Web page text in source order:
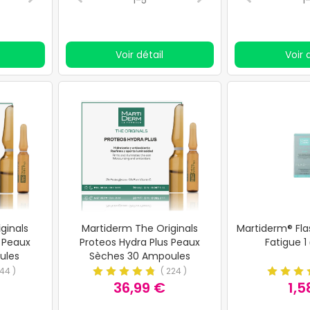
depuis
En
dans
me
est
le
améliore beaucoup
Voir détail Voir
44 )
Martiderm The Originals
Proteos Hydra Plus Peaux
Sèches 30 Ampoules
( 224 )
36,99 €
Martiderm®
Fatigue